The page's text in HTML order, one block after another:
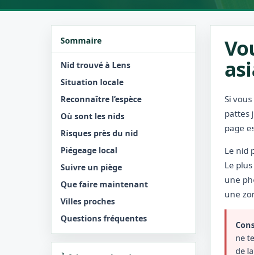
Sommaire
Nid trouvé à Lens
Situation locale
Reconnaître l’espèce
Où sont les nids
Risques près du nid
Piégeage local
Suivre un piège
Que faire maintenant
Villes proches
Questions fréquentes
Si
pattes
page
Le nid
Le
une
une
ne
de